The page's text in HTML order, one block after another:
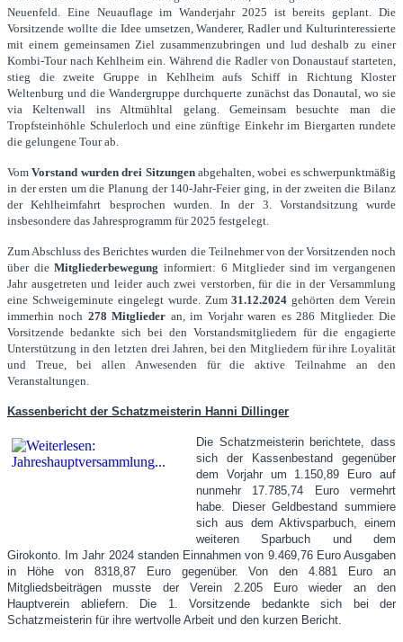
Neuenfeld. Eine Neuauflage im Wanderjahr 2025 ist bereits geplant. Die
Vorsitzende wollte die Idee umsetzen, Wanderer, Radler und Kulturinteressierte
mit einem gemeinsamen Ziel zusammenzubringen und lud deshalb zu einer
Kombi-Tour nach Kehlheim ein. Während die Radler von Donaustauf starteten,
stieg die zweite Gruppe in Kehlheim aufs Schiff in Richtung Kloster
Weltenburg und die Wandergruppe durchquerte zunächst das Donautal, wo sie
via Keltenwall ins Altmühltal gelang. Gemeinsam besuchte man die
Tropfsteinhöhle Schulerloch und eine zünftige Einkehr im Biergarten rundete
die gelungene Tour ab.
VomVorstand wurden drei Sitzungen abgehalten, wobei es schwerpunktmäßig
in der ersten um die Planung der 140-Jahr-Feier ging, in der zweiten die Bilanz
der Kehlheimfahrt besprochen wurden. In der 3. Vorstandsitzung wurde
insbesondere das Jahresprogramm für 2025 festgelegt.
Zum Abschluss des Berichtes wurden die Teilnehmer von der Vorsitzenden noch
über dieMitgliederbewegung informiert: 6 Mitglieder sind im vergangenen
Jahr ausgetreten und leider auch zwei verstorben, für die in der Versammlung
eine Schweigeminute eingelegt wurde. Zum31.12.2024gehörten dem Verein
immerhin noch 278 Mitglieder an, im Vorjahr waren es 286 Mitglieder. Die
Vorsitzende bedankte sich bei den Vorstandsmitgliedern für die engagierte
Unterstützung in den letzten drei Jahren, bei den Mitgliedern für ihre Loyalität
und Treue, bei allen Anwesenden für die aktive Teilnahme an den
Veranstaltungen.
Kassenbericht der Schatzmeisterin Hanni Dillinger
Die Schatzmeisterin berichtete, dass
sich der Kassenbestand gegenüber
dem Vorjahr um 1.150,89 Euro auf
nunmehr 17.785,74 Euro vermehrt
habe. Dieser Geldbestand summiere
sich aus dem Aktivsparbuch, einem
weiteren Sparbuch und dem
Girokonto. Im Jahr 2024 standen Einnahmen von 9.469,76 Euro Ausgaben
in Höhe von 8318,87 Euro gegenüber. Von den 4.881 Euro an
Mitgliedsbeiträgen musste der Verein 2.205 Euro wieder an den
Hauptverein abliefern. Die 1. Vorsitzende bedankte sich bei der
Schatzmeisterin für ihre wertvolle Arbeit und den kurzen Bericht.